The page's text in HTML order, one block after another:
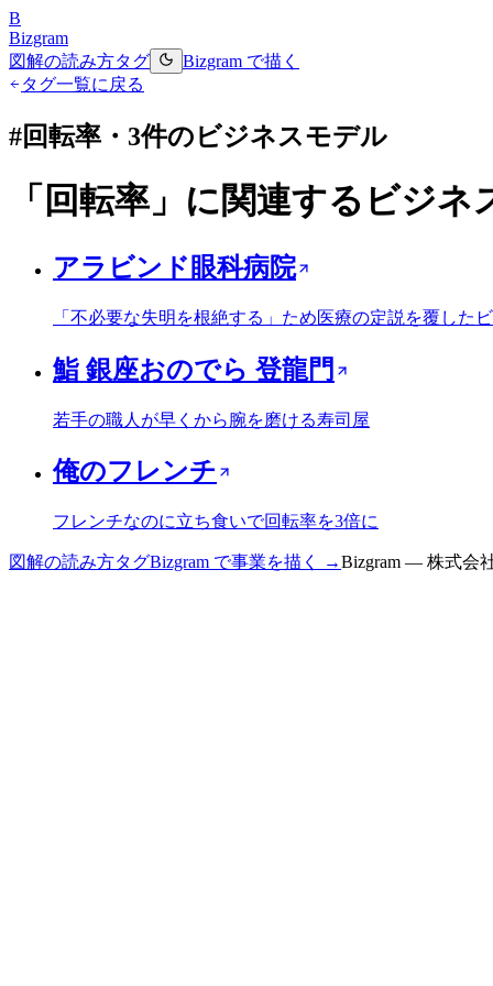
B
Bizgram
図解の読み方タグ
Bizgram で描く
タグ一覧に戻る
#回転率 ・ 3件のビジネスモデル
「 回転率 」に関連するビジネ
アラビンド眼科病院
「不必要な失明を根絶する」ため医療の定説を覆した
鮨 銀座おのでら 登龍門
若手の職人が早くから腕を磨ける寿司屋
俺のフレンチ
フレンチなのに立ち食いで回転率を3倍に
図解の読み方タグBizgram で事業を描く →Bizgram — 株式会